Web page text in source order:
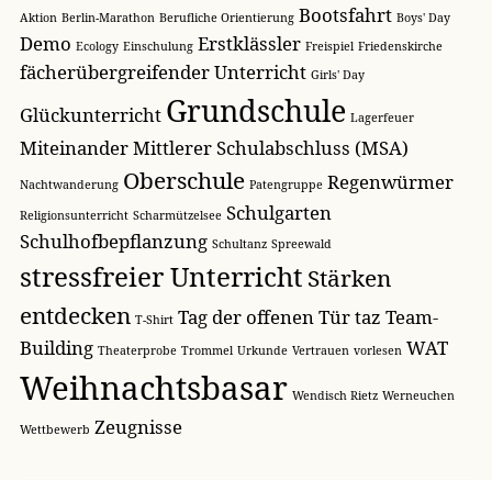
Aktion Berlin-Marathon Berufliche Orientierung Bootsfahrt Boys' Day
Demo Ecology Einschulung Erstklässler Freispiel Friedenskirche
fächerübergreifender Unterricht Girls' Day
Glückunterricht Grundschule Lagerfeuer
MiteinanderMittlerer Schulabschluss (MSA)
Nachtwanderung Oberschule Patengruppe Regenwürmer
Religionsunterricht Scharmützelsee Schulgarten
Schulhofbepflanzung Schultanz Spreewald
stressfreier Unterricht Stärken
entdecken T-Shirt Tag der offenen Türtaz Team-
Building Theaterprobe Trommel Urkunde Vertrauen vorlesen WAT
Weihnachtsbasar Wendisch Rietz Werneuchen
Wettbewerb Zeugnisse